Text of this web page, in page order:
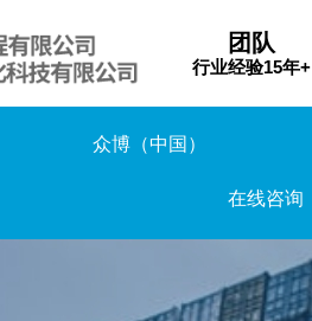
团队
行业经验15年+
众博（中国）
在线咨询